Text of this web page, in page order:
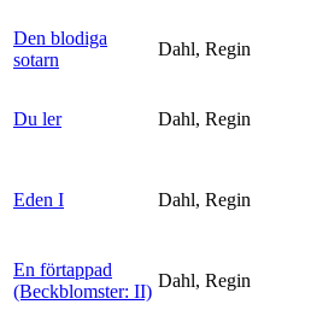
Den blodiga
sotarn
Dahl, Regin
Du ler Dahl, Regin
Eden I Dahl, Regin
En förtappad
(Beckblomster: II)
Dahl, Regin